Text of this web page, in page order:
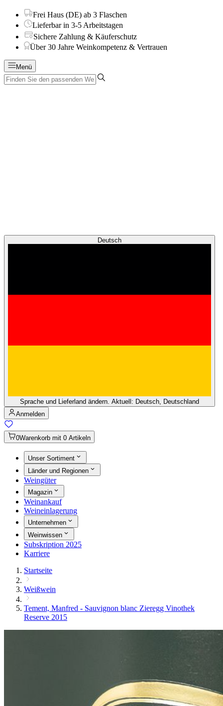
Frei Haus (DE) ab 3 Flaschen
Lieferbar in 3-5 Arbeitstagen
Sichere Zahlung & Käuferschutz
Über 30 Jahre Weinkompetenz & Vertrauen
Menü
Deutsch
Sprache und Lieferland ändern. Aktuell: Deutsch, Deutschland
Anmelden
0Warenkorb mit 0 Artikeln
Unser Sortiment
Länder und Regionen
Weingüter
Magazin
Weinankauf
Weineinlagerung
Unternehmen
Weinwissen
Subskription 2025
Karriere
Startseite
Weißwein
Tement, Manfred - Sauvignon blanc Zieregg Vinothek
Reserve 2015